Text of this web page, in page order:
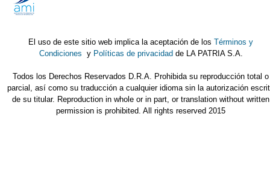
El uso de este sitio web implica la aceptación de losTérminos y
Condiciones y Políticas de privacidad de LA PATRIA S.A.
Todos los Derechos Reservados D.R.A. Prohibida su reproducción total o
parcial, así como su traducción a cualquier idioma sin la autorización
de su titular. Reproduction in whole or in part, or translation without written
permission is prohibited. All rights reserved 2015